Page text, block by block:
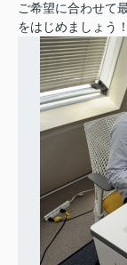
ご希望に合わせて
をはじめましょう！